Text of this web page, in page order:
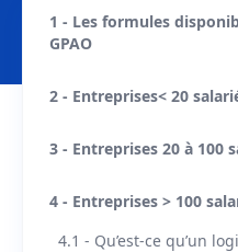
1 - Les formules
GPAO
2 - Entreprises< 20
3 - Entreprises 20 à 100
4 - Entreprises > 100
4.1 - Qu’est-ce qu’un